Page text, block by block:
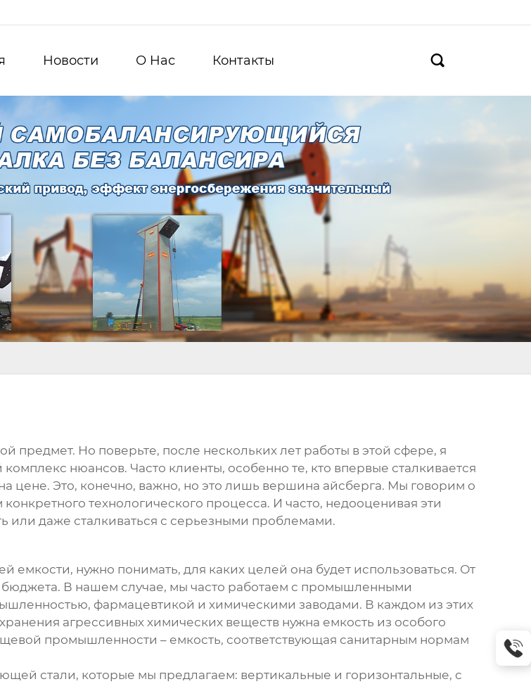
Новости О Hас Контакты 
предмет. Но поверьте, после нескольких лет работы в этой сфере, я
нюансов. Часто клиенты, особенно те, кто впервые сталкивается
цене. Это, конечно, важно, но это лишь вершина айсберга. Мы говорим о
технологического процесса. И часто, недооценивая эти
или даже сталкиваться с серьезными проблемами.
емкости, нужно понимать, для каких целей она будет использоваться. От
бюджета. В нашем случае, мы часто работаем с промышленными
фармацевтикой и химическими заводами. В каждом из этих
агрессивных химических веществ нужна емкость из особого
промышленности – емкость, соответствующая санитарным нормам
стали, которые мы предлагаем: вертикальные и горизонтальные, с